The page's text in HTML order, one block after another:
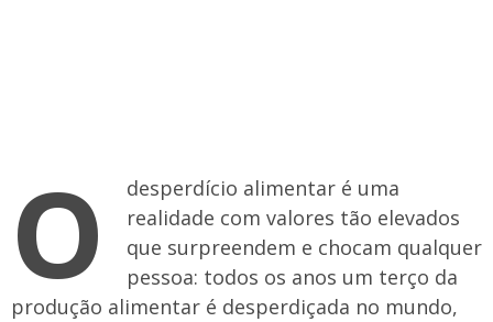
O
desperdício alimentar é uma
realidade com valores tão elevados
que surpreendem e chocam qualquer
pessoa: todos os anos um terço da
produção alimentar é desperdiçada no mundo,